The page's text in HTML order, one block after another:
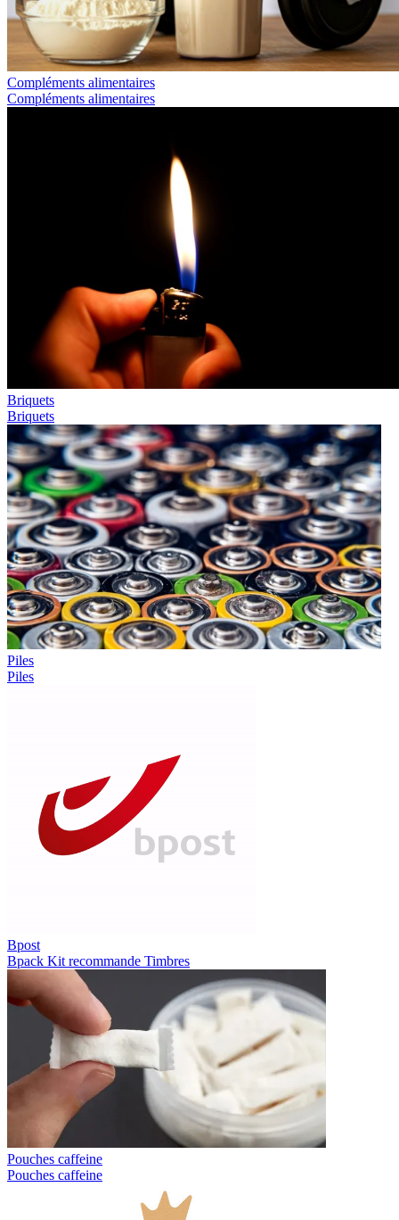
Compléments alimentaires
Compléments alimentaires
Briquets
Briquets
Piles
Piles
Bpost
Bpack Kit recommande Timbres
Pouches caffeine
Pouches caffeine